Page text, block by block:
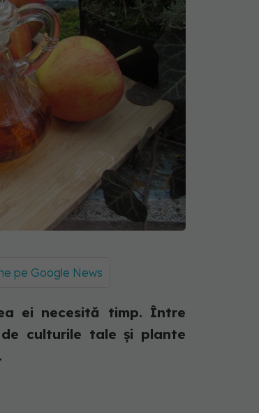
pe Google News
ei necesită timp. Între
culturile tale și plante